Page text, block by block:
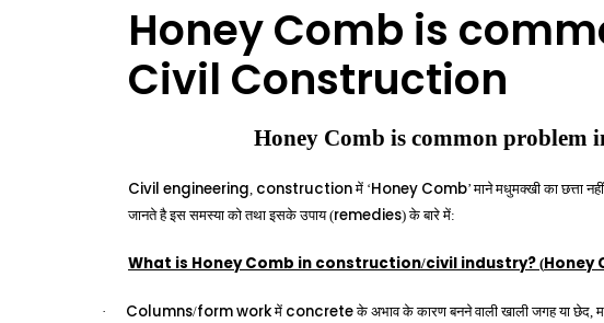
Honey Comb is
Civil Construction
Honey Comb is common problem
Civil engineering, constructionमें ‘Honey Comb’ माने मधुमक्खी का छत्ता
जानते है इस समस्या को तथा इसके उपाय (remedies) के बारे में:
What is Honey Comb in construction/civil industry? (Honey
· Columns/formworkमें concreteके अभाव के कारण बनने वाली खाली जगह या